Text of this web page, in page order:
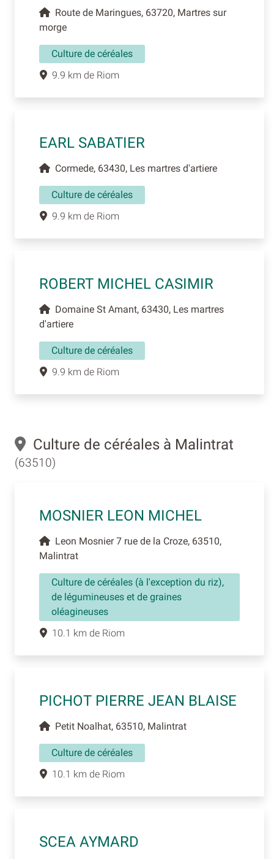
Route de Maringues, 63720, Martres sur
morge
Culture de céréales
9.9 km de Riom
EARL SABATIER
Cormede, 63430, Les martres d'artiere
Culture de céréales
9.9 km de Riom
ROBERT MICHEL CASIMIR
Domaine St Amant, 63430, Les martres
d'artiere
Culture de céréales
9.9 km de Riom
Culture de céréales à Malintrat
(63510)
MOSNIER LEON MICHEL
Leon Mosnier 7 rue de la Croze, 63510,
Malintrat
Culture de céréales (à l'exception du riz),
de légumineuses et de graines
oléagineuses
10.1 km de Riom
PICHOT PIERRE JEAN BLAISE
Petit Noalhat, 63510, Malintrat
Culture de céréales
10.1 km de Riom
SCEA AYMARD